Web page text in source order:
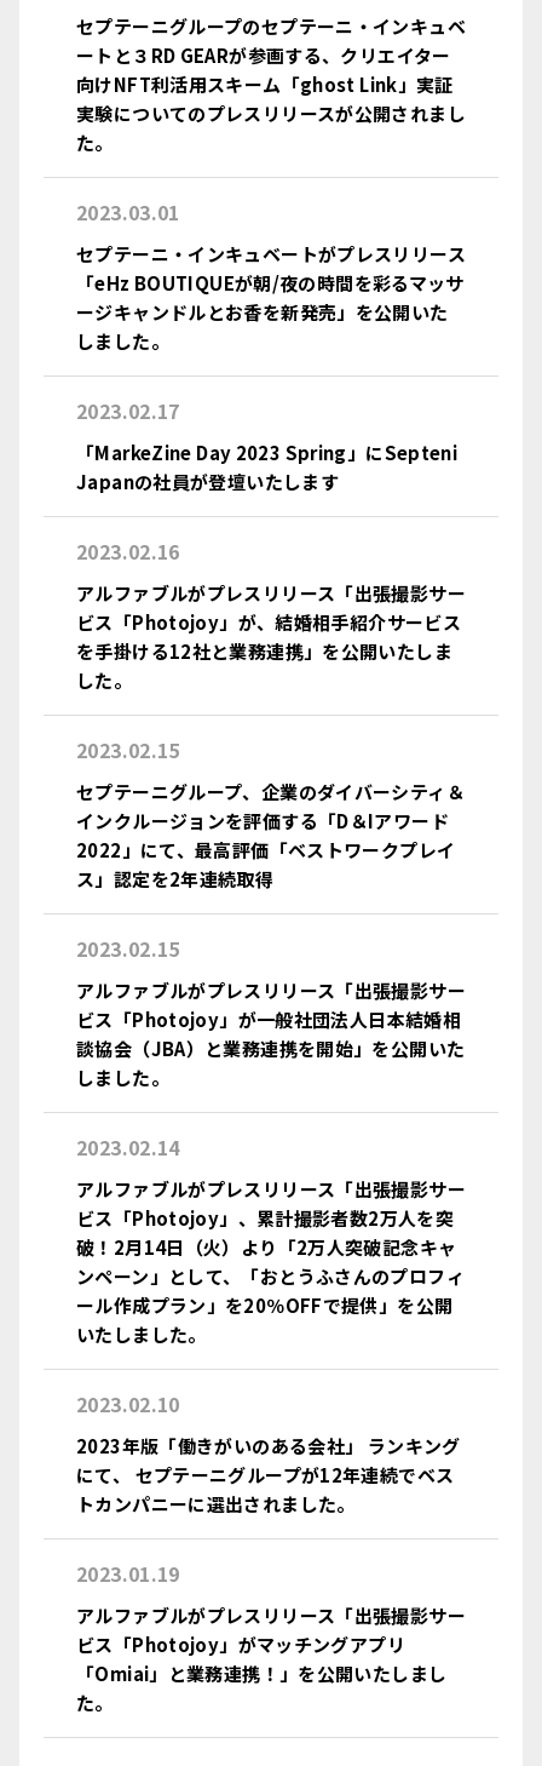
セプテーニグループのセプテーニ・インキュベ
ートと３RD GEARが参画する、クリエイター
向けNFT利活用スキーム「ghost Link」実証
実験についてのプレスリリースが公開されまし
た。
2023.03.01
セプテーニ・インキュベートがプレスリリース
「eHz BOUTIQUEが朝/夜の時間を彩るマッサ
ージキャンドルとお香を新発売」を公開いた
しました。
2023.02.17
「MarkeZine Day 2023 Spring」にSepteni
Japanの社員が登壇いたします
2023.02.16
アルファブルがプレスリリース「出張撮影サー
ビス「Photojoy」が、結婚相手紹介サービス
を手掛ける12社と業務連携」を公開いたしま
した。
2023.02.15
セプテーニグループ、企業のダイバーシティ＆
インクルージョンを評価する「D＆Iアワード
2022」にて、最高評価「ベストワークプレイ
ス」認定を2年連続取得
2023.02.15
アルファブルがプレスリリース「出張撮影サー
ビス「Photojoy」が一般社団法人日本結婚相
談協会（JBA）と業務連携を開始」を公開いた
しました。
2023.02.14
アルファブルがプレスリリース「出張撮影サー
ビス「Photojoy」、累計撮影者数2万人を突
破！2月14日（火）より「2万人突破記念キャ
ンペーン」として、「おとうふさんのプロフィ
ール作成プラン」を20％OFFで提供」を公開
いたしました。
2023.02.10
2023年版「働きがいのある会社」 ランキング
にて、 セプテーニグループが12年連続でベス
トカンパニーに選出されました。
2023.01.19
アルファブルがプレスリリース「出張撮影サー
ビス「Photojoy」がマッチングアプリ
「Omiai」と業務連携！」を公開いたしまし
た。